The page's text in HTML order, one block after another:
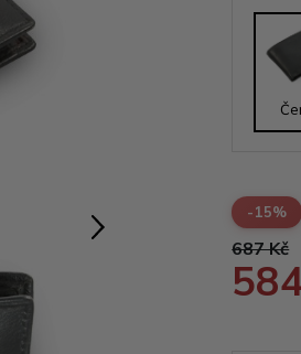
-15%
687 Kč